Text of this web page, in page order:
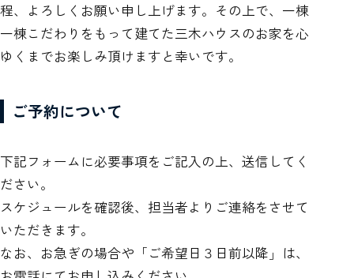
程、よろしくお願い申し上げます。その上で、一棟
一棟こだわりをもって建てた三木ハウスのお家を心
ゆくまでお楽しみ頂けますと幸いです。
ご予約について
下記フォームに必要事項をご記入の上、送信してく
ださい。
スケジュールを確認後、担当者よりご連絡をさせて
いただきます。
なお、お急ぎの場合や「ご希望日３日前以降」は、